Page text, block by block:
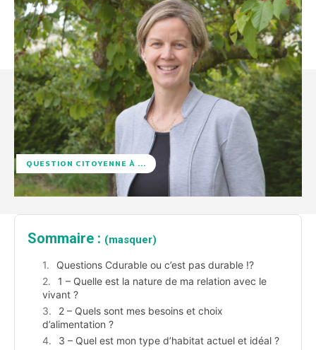
QUESTION CITOYENNE À ...
Sommaire : (masquer)
Questions Cdurable ou c’est pas durable !?
1 – Quelle est la nature de ma relation avec le
vivant ?
2 – Quels sont mes besoins et choix
d’alimentation ?
3 – Quel est mon type d’habitat actuel et idéal ?